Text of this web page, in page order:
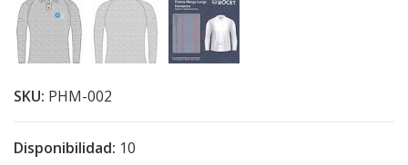
SKU: PHM-002
Disponibilidad: 10